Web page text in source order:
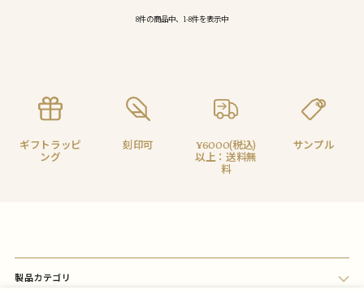
8件の商品中、1-8件を表示中
ギフトラッピ
ング
刻印可
¥6000(税込)
以上：送料無
料
サンプル
製品カテゴリ